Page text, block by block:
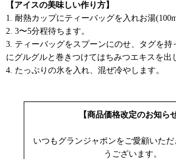
【アイスの美味しい作り方】
1. 耐熱カップにティーバッグを入れお湯
2. 3〜5分程待ちます。
3. ティーバッグをスプーンにのせ、タグを持
にグルグルと巻きつけてはちみつエキスを出
4. たっぷりの氷を入れ、混ぜ冷やします。
【商品価格改定のお知らせ
いつもグランジャポンをご愛顧いただ
うございます。